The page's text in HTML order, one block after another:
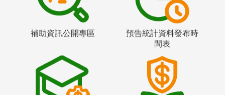
補助資訊公開專區
預告統計資料發布時
間表